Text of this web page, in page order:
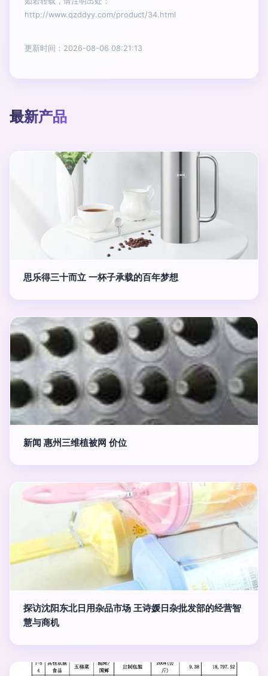
http://www.qzddyy.com/product/34.html
更新时间：2026-08-06 08:21:13
最新产品
思乐得三十而立 一杯子承载的百年梦想
新闻 惠州三维植被网 价位
探访沈阳东北日用杂品市场 王诗媛日杂批发部的经营智
慧与商机